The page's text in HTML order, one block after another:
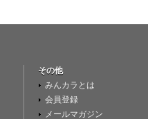
その他
みんカラとは
会員登録
メールマガジン